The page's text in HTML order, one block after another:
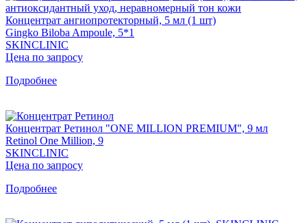
Концентрат ангиопротекторный, 5 мл (1 шт)
Gingko Biloba Ampoule, 5*1
SKINCLINIC
Цена по запросу
Подробнее
Концентрат Ретинол "ONE MILLION PREMIUM", 9 мл
Retinol One Million, 9
SKINCLINIC
Цена по запросу
Подробнее